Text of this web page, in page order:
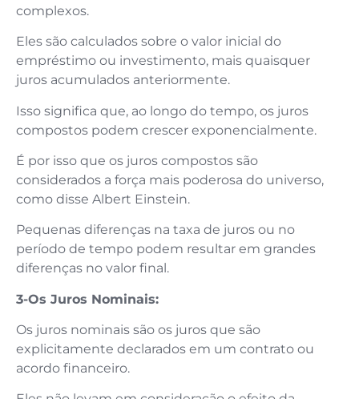
complexos.
Eles são calculados sobre o valor inicial do
empréstimo ou investimento, mais quaisquer
juros acumulados anteriormente.
Isso significa que, ao longo do tempo, os juros
compostos podem crescer exponencialmente.
É por isso que os juros compostos são
considerados a força mais poderosa do universo,
como disse Albert Einstein.
Pequenas diferenças na taxa de juros ou no
período de tempo podem resultar em grandes
diferenças no valor final.
3-Os Juros Nominais:
Os juros nominais são os juros que são
explicitamente declarados em um contrato ou
acordo financeiro.